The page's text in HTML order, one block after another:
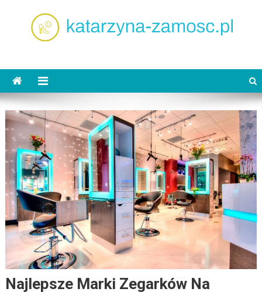
Najlepsze Marki Zegarków Na